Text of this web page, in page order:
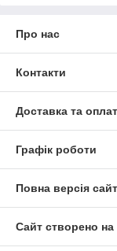
Про нас
Контакти
Доставка та
Графік роботи
Повна версія
Сайт створено на